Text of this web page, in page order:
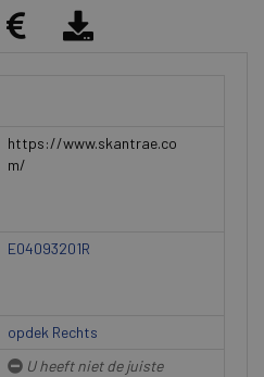
https://www.skantrae.co
m/
E04093201R
opdek Rechts
U heeft niet de juiste